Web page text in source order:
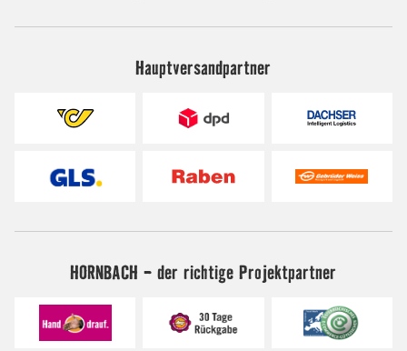
Hauptversandpartner
HORNBACH - der richtige Projektpartner